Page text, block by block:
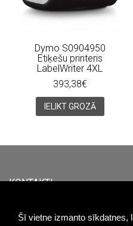
Šī vietne izmanto sīkdatnes,
Dymo S0904950
Etiķešu printeris
LabelWriter 4XL
393,38€
IELIKT GROZĀ
KONTAKTI
INFORMACIJA